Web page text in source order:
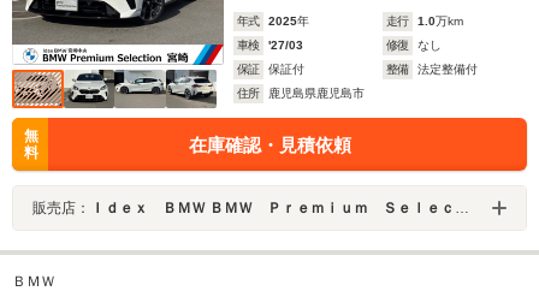
年式 2025年 走行 1.0万km
車検
'27/03 修復
なし
保証
保証付 整備
法定整備付
住所
鹿児島県鹿児島市
無
料
在庫確認・見積依頼
販売店： Ｉｄｅｘ ＢＭＷ ＢＭＷ Ｐｒｅｍｉｕｍ Ｓｅｌｅｃｔｉｏｎ 鹿児島中央店
ＢＭＷ